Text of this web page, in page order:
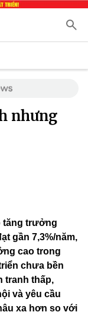
nhưng
tăng trưởng
gần 7,3%/năm,
cao trong
chưa bền
tranh thấp,
và yêu cầu
xa hơn so với